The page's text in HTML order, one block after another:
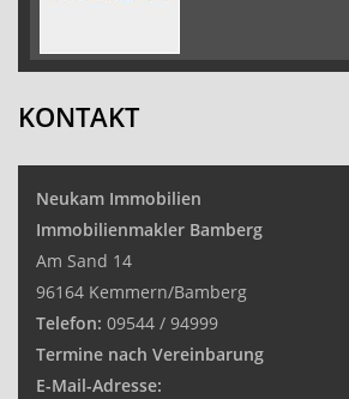
KONTAKT
Neukam Immobilien
Immobilienmakler Bamberg
Am Sand 14
96164 Kemmern/Bamberg
Telefon: 09544 / 94999
Termine nach Vereinbarung
E-Mail-Adresse: